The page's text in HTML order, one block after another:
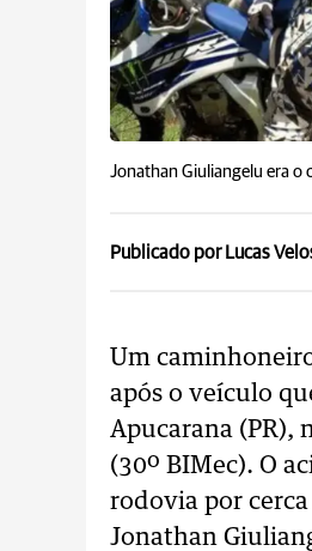
Jonathan Giuliangelu era o
Publicado por Lucas
Um
após o veículo
Apucarana (PR),
(30º BIMec). O
rodovia por
Jonathan